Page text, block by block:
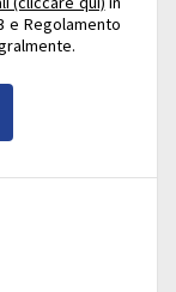
e Regolamento